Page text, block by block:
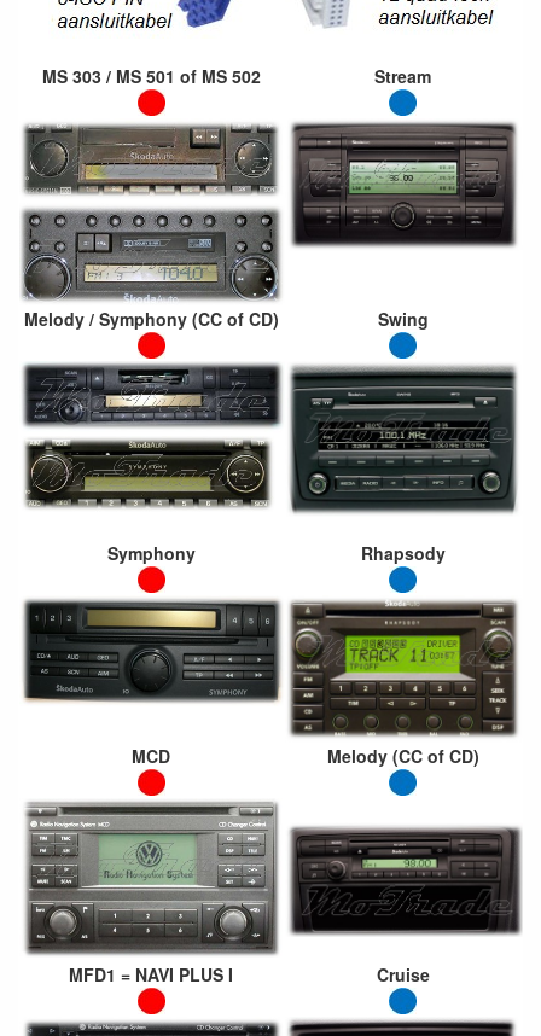
MS 303 / MS 501 of MS 502 Stream
Melody / Symphony (CC of CD) Swing
Symphony Rhapsody
MCD Melody (CC of CD)
MFD1 = NAVI PLUS I Cruise